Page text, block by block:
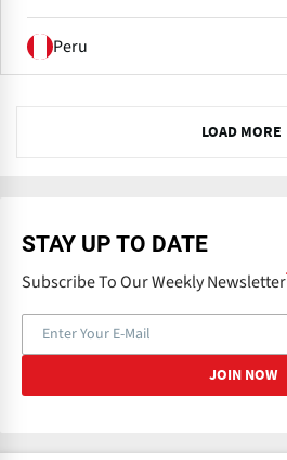
Peru
LOAD MORE
STAY UP TO DATE
Subscribe To Our Weekly Newsletter